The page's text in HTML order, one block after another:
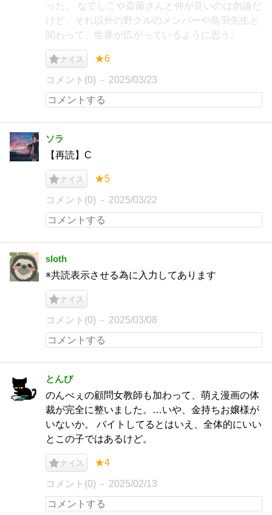
った。 なでしこや斎藤さんと仲が良いのは勿論だ
けど、それ以外の野クルのメンバーや鳥羽先生と
関わって、世界が広がっているように思う。
ナイス ★6
コメント(0) 2025/03/23
ソラ
【再読】C
ナイス ★5
コメント(0) 2025/03/22
sloth
※共読表示させる為に入力してあります
ナイス
コメント(0) 2025/03/08
とんび
のんべぇの顧問女教師も加わって、萌え漫画の体
裁が完全に整いました。…いや、金持ちお嬢様が
いないか。 バイトしてるとはいえ、全体的にいい
とこの子ではあるけど。
ナイス ★4
コメント(0) 2025/02/13